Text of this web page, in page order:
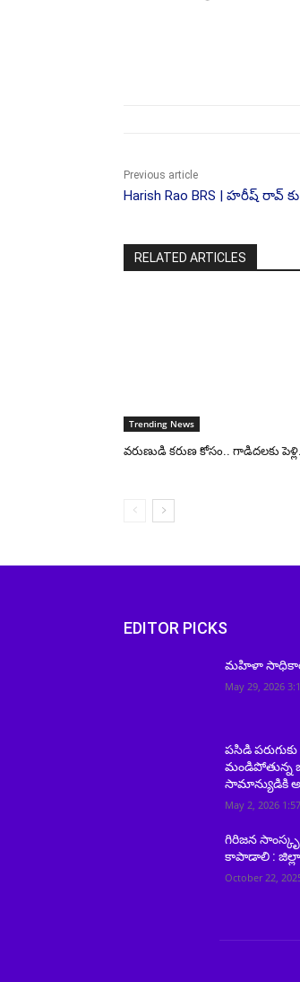
Previous article
Harish Rao BRS | హరీష్ రావ్
RELATED ARTICLES
Trending News
వరుణుడి కరుణ కోసం.. గాడిదలకు
EDITOR PICKS
మహిళా
May 29, 2026
పసిడి
మండిపోతున్న
సామాన్యుడికి
May 2, 2026
గిరిజన
కాపాడాలి : జిల్లా
October 22,